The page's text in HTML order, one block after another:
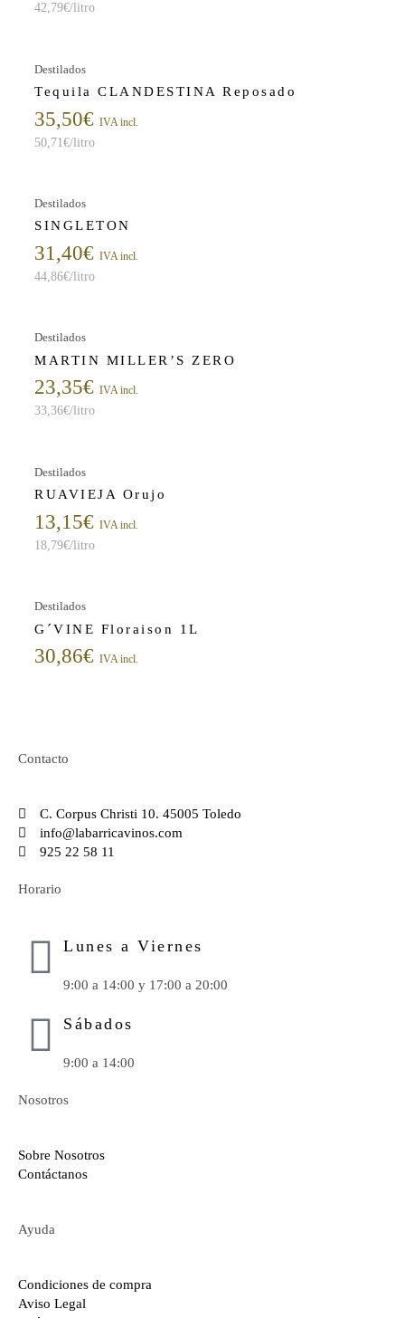
42,79€/litro
Destilados
Tequila CLANDESTINA Reposado
35,50€ IVA incl.
50,71€/litro
Destilados
SINGLETON
31,40€ IVA incl.
44,86€/litro
Destilados
MARTIN MILLER’S ZERO
23,35€ IVA incl.
33,36€/litro
Destilados
RUAVIEJA Orujo
13,15€ IVA incl.
18,79€/litro
Destilados
G´VINE Floraison 1L
30,86€ IVA incl.
Contacto
C. Corpus Christi 10. 45005 Toledo
info@labarricavinos.com
925 22 58 11
Horario
Lunes a Viernes
9:00 a 14:00 y 17:00 a 20:00
Sábados
9:00 a 14:00
Nosotros
Sobre Nosotros
Contáctanos
Ayuda
Condiciones de compra
Aviso Legal